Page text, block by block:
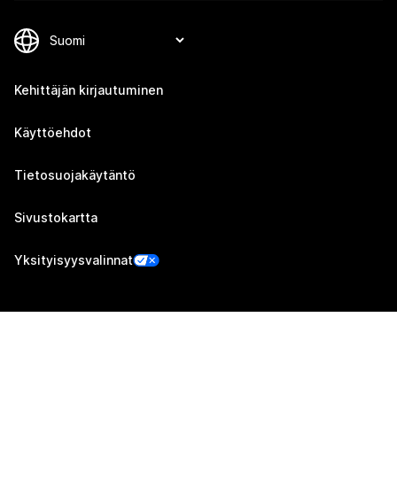
Kehittäjän kirjautuminen
Käyttöehdot
Tietosuojakäytäntö
Sivustokartta
Yksityisyysvalinnat